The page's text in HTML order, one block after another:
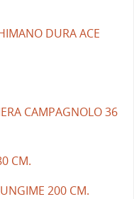
DURA ACE
CAMPAGNOLO 36
CM.
200 CM.